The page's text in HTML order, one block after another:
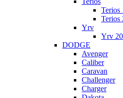
Terios
Terios
Yrv
Yrv
DODGE
Avenger
Caliber
Caravan
Challenger
Charger